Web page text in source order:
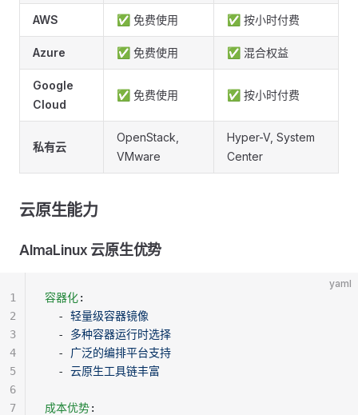
AWS ✅ 免费使用 ✅ 按小时付费
Azure ✅ 免费使用 ✅ 混合权益
Google
Cloud
✅ 免费使用 ✅ 按小时付费
私有云
OpenStack,
VMware
Hyper-V, System
Center
云原生能力
AlmaLinux 云原生优势
yaml
容器化:
  -
轻量级容器镜像
  -
多种容器运行时选择
  -
广泛的编排平台支持
  -
云原生工具链丰富
成本优势:
1
2
3
4
5
6
7